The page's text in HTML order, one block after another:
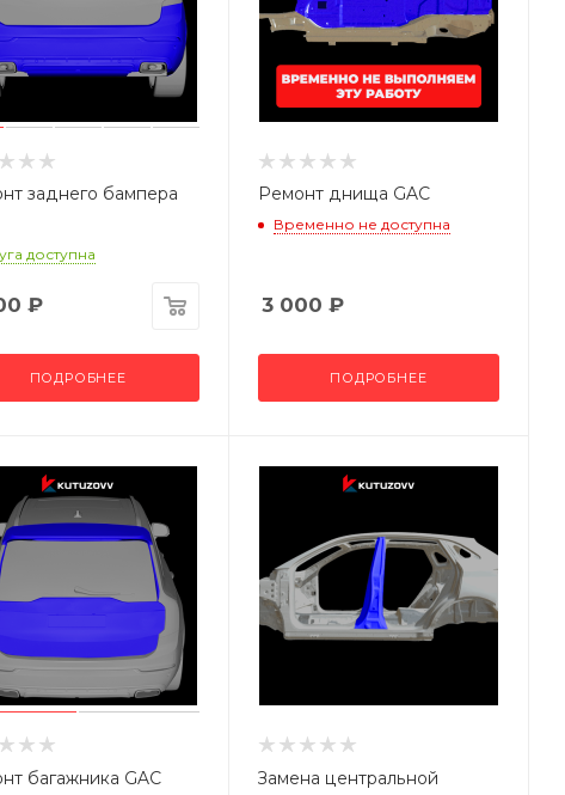
заднего бампера
доступна
₽
ПОДРОБНЕЕ
Ремонт днища GAC
Временно не доступна
3 000 ₽
ПОДРОБНЕЕ
багажника GAC
Замена центральной